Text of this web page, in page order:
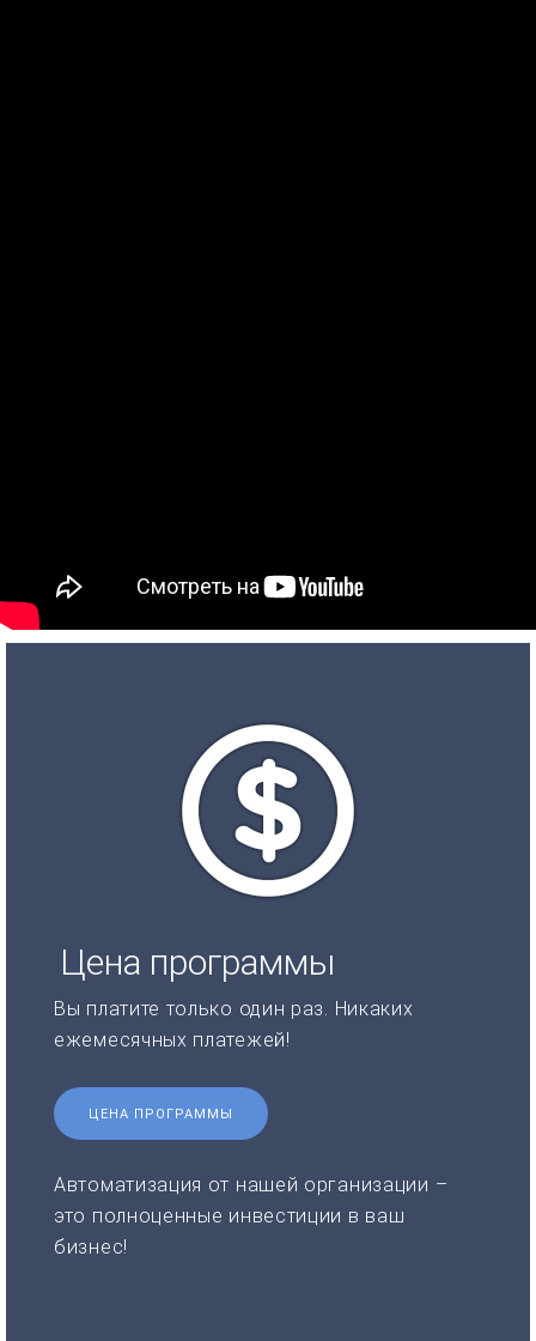
Цена программы
Вы платите только один раз. Никаких
ежемесячных платежей!
ЦЕНА ПРОГРАММЫ
Автоматизация от нашей организации –
это полноценные инвестиции в ваш
бизнес!